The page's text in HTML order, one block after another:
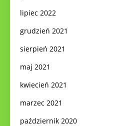
lipiec 2022
grudzień 2021
sierpień 2021
maj 2021
kwiecień 2021
marzec 2021
październik 2020